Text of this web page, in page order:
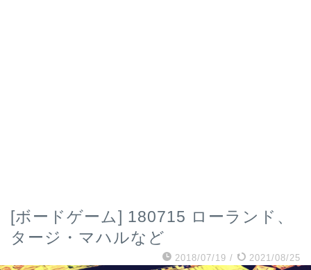
[ボードゲーム] 180715 ローランド、
タージ・マハルなど
2018/07/19 / 2021/08/25